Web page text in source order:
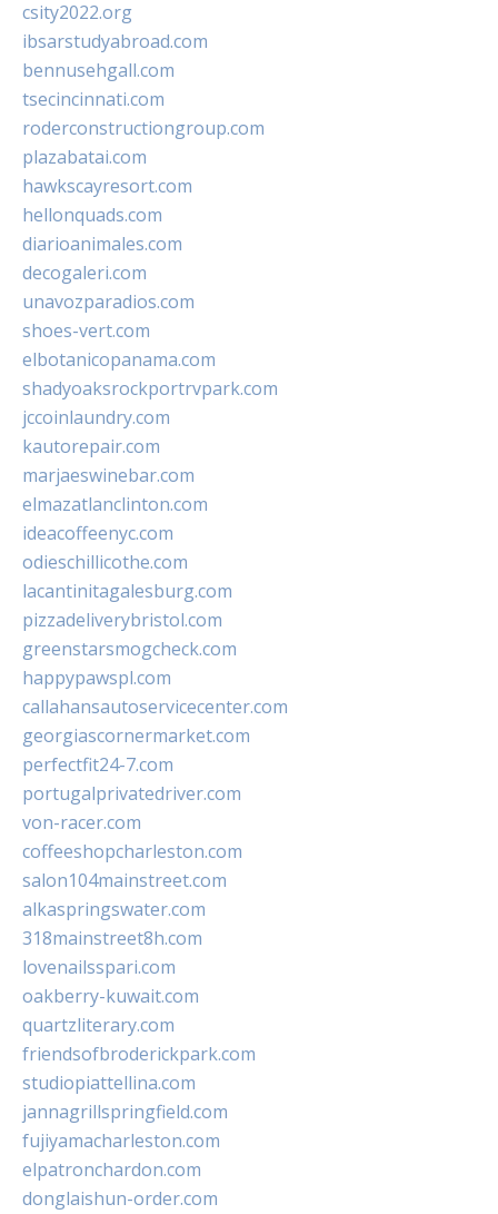
csity2022.org
ibsarstudyabroad.com
bennusehgall.com
tsecincinnati.com
roderconstructiongroup.com
plazabatai.com
hawkscayresort.com
hellonquads.com
diarioanimales.com
decogaleri.com
unavozparadios.com
shoes-vert.com
elbotanicopanama.com
shadyoaksrockportrvpark.com
jccoinlaundry.com
kautorepair.com
marjaeswinebar.com
elmazatlanclinton.com
ideacoffeenyc.com
odieschillicothe.com
lacantinitagalesburg.com
pizzadeliverybristol.com
greenstarsmogcheck.com
happypawspl.com
callahansautoservicecenter.com
georgiascornermarket.com
perfectfit24-7.com
portugalprivatedriver.com
von-racer.com
coffeeshopcharleston.com
salon104mainstreet.com
alkaspringswater.com
318mainstreet8h.com
lovenailsspari.com
oakberry-kuwait.com
quartzliterary.com
friendsofbroderickpark.com
studiopiattellina.com
jannagrillspringfield.com
fujiyamacharleston.com
elpatronchardon.com
donglaishun-order.com